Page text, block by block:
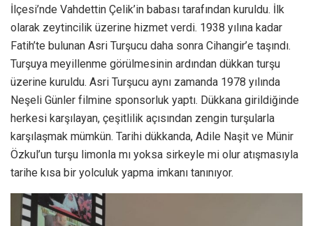
İlçesi’nde Vahdettin Çelik’in babası tarafından kuruldu. İlk
olarak zeytincilik üzerine hizmet verdi. 1938 yılına kadar
Fatih’te bulunan Asri Turşucu daha sonra Cihangir’e taşındı.
Turşuya meyillenme görülmesinin ardından dükkan turşu
üzerine kuruldu. Asri Turşucu aynı zamanda 1978 yılında
Neşeli Günler filmine sponsorluk yaptı. Dükkana girildiğinde
herkesi karşılayan, çeşitlilik açısından zengin turşularla
karşılaşmak mümkün. Tarihi dükkanda, Adile Naşit ve Münir
Özkul’un turşu limonla mı yoksa sirkeyle mi olur atışmasıyla
tarihe kısa bir yolculuk yapma imkanı tanınıyor.